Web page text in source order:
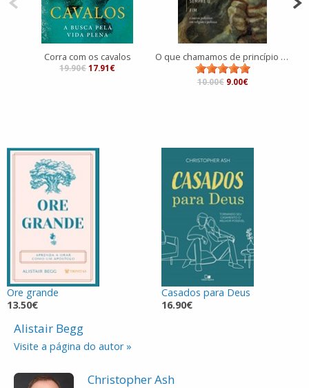
Corra com os cavalos
19.90€ 17.91€
O que chamamos de princípio é quase sempre o fim
10.00€ 9.00€
Ore grande
13.50€
Casados para Deus
16.90€
Alistair Begg
Visite a página do autor »
Christopher Ash